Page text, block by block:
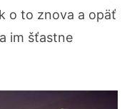
o to znova a opäť
im šťastne